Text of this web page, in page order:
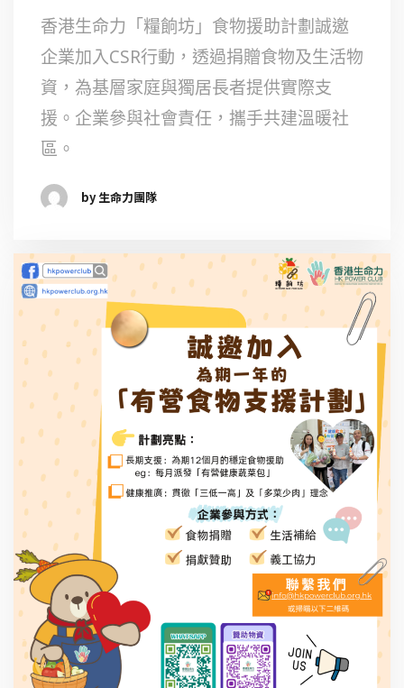
香港生命力「糧餉坊」食物援助計劃誠邀
企業加入CSR行動，透過捐贈食物及生活物
資，為基層家庭與獨居長者提供實際支
援。企業參與社會責任，攜手共建溫暖社
區。
by 生命力團隊